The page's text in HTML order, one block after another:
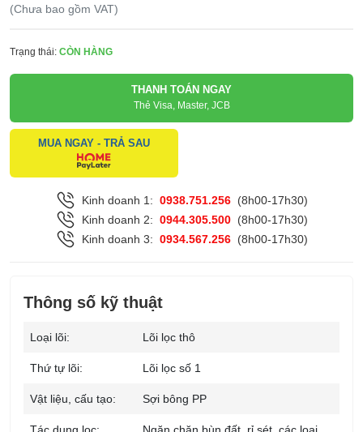
(Chưa bao gồm VAT)
Trạng thái: CÒN HÀNG
THANH TOÁN NGAY
Thẻ Visa, Master, JCB
MUA NGAY - TRẢ SAU
Kinh doanh 1: 0938.751.256 (8h00-17h30)
Kinh doanh 2: 0944.305.500 (8h00-17h30)
Kinh doanh 3: 0934.567.256 (8h00-17h30)
Thông số kỹ thuật
Loại lõi: Lõi lọc thô
Thứ tự lõi: Lõi lọc số 1
Vật liệu, cấu tạo: Sợi bông PP
Tác dụng lọc:
Ngăn chặn bùn đất, rỉ sét, các loại